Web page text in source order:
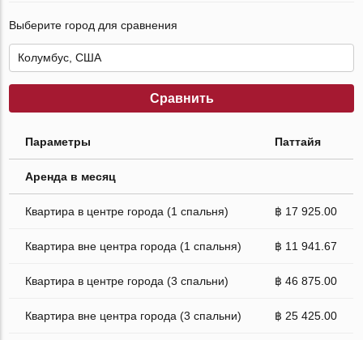
Выберите город для сравнения
Сравнить
Параметры Паттайя
Аренда в месяц
Квартира в центре города (1 спальня) ฿ 17 925.00
Квартира вне центра города (1 спальня) ฿ 11 941.67
Квартира в центре города (3 спальни) ฿ 46 875.00
Квартира вне центра города (3 спальни) ฿ 25 425.00